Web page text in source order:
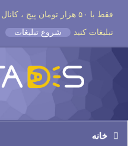
فقط با ۵۰ هزار تومان پیج
تبلیغات کنید
شروع تبلیغات
خانه